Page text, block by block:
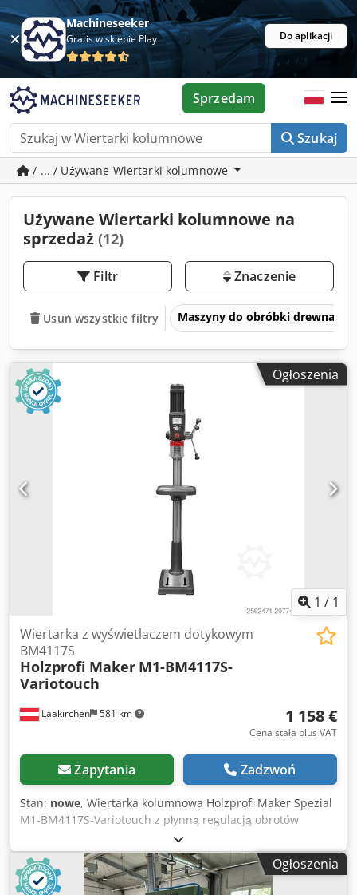
Machineseeker
Gratis w sklepie Play Do aplikacji
Szukaj
Sprzedam
/ ... / Używane Wiertarki kolumnowe
Używane Wiertarki kolumnowe na
sprzedaż (12)
Filtr Znaczenie
Usuń wszystkie filtry Maszyny do obróbki drewna
Ogłoszenia
1 / 1
Laakirchen 581 km
Wiertarka z wyświetlaczem dotykowym
BM4117S
Holzprofi Maker M1-BM4117S-
Variotouch
1 158 €
Cena stała plus VAT
Zapytania Zadzwoń
Stan: nowe, Wiertarka kolumnowa Holzprofi Maker Spezial
M1-BM4117S-Variotouch z płynną regulacją obrotów
Bezszczotkowy silnik jest sterowany bezpośrednio, bez
napędu pasowego, bez utraty mocy! Sterowanie
elektryczne za pomocą zintegrowanego chipu i systemu
programowego. Wyświetlacz dotykowy, urządzenie do
Ogłoszenia